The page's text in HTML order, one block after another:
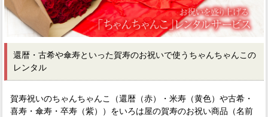
還暦・古希や傘寿といった賀寿のお祝いで使うちゃんちゃんこの
レンタル
賀寿祝いのちゃんちゃんこ（還暦（赤）・米寿（黄色）や古希・
喜寿・傘寿・卒寿（紫））をいろは屋の賀寿のお祝い商品（名前